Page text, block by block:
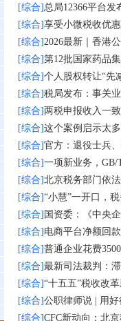
[综合]总局12366平台发
[综合]享受小微税收优
[综合]2026最新｜香港
[综合]第12批国家药品
[综合]个人股权转让“先
[综合]税局发布：事关
[综合] 两税申报收入一
[综合]这个案例启示太多
[综合]官方：退役士兵
[综合]一项新业务，GB/
[综合]北京税务部门依
[综合]“小慧”一开口，
[综合] 国资委：《中央
[综合] 电商平台净额回
[综合]普通企业花费
[综合]最新司法裁判：
[综合]“十五五”税收改
[综合]公职律师说 | 用
[综合]CFC新动向：北